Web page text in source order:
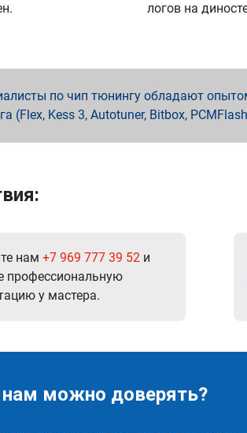
логов на
по чип тюнингу обладают
(Flex, Kess 3, Autotuner, Bitbox,
нам +7 969 777 39 52 и
профессиональную
у мастера.
можно доверять?